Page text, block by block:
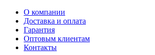
О компании
Доставка и оплата
Гарантия
Оптовым клиентам
Контакты